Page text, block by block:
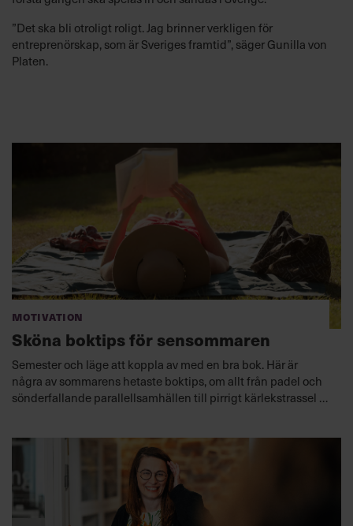
”Det ska bli otroligt roligt. Jag brinner verkligen för
entreprenörskap, som är Sveriges framtid”, säger Gunilla von
Platen.
Motivation
Sköna boktips för sensommaren
Semester och läge att koppla av med en bra bok. Här är
några av sommarens hetaste boktips, om allt från padel och
sönderfallande parallellsamhällen till pirrigt kärlekstrassel i